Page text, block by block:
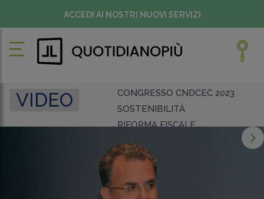
ACCEDI AI NOSTRI NUOVI SERVIZI
VIDEO
CONGRESSO CNDCEC 2023
SOSTENIBILITÀ
RIFORMA FISCALE
INTELLIGENZA ARTIFICIALE